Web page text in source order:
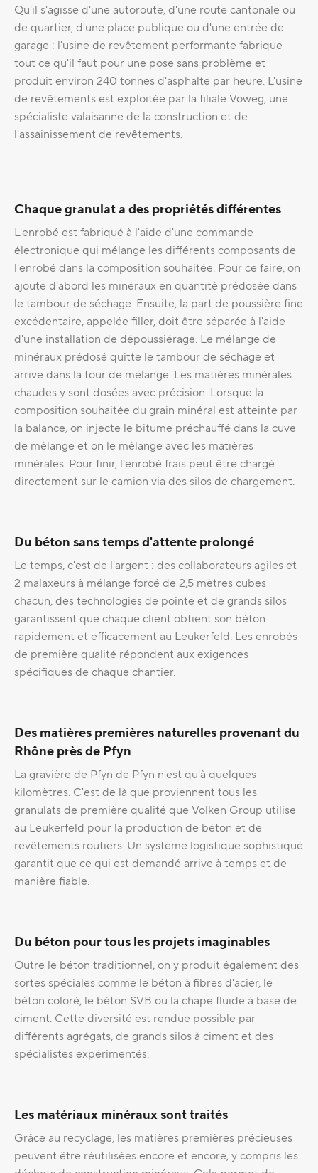
Qu'il s'agisse d'une autoroute, d'une route cantonale ou
de quartier, d'une place publique ou d'une entrée de
garage : l'usine de revêtement performante fabrique
tout ce qu'il faut pour une pose sans problème et
produit environ 240 tonnes d'asphalte par heure. L'usine
de revêtements est exploitée par la filiale Voweg, une
spécialiste valaisanne de la construction et de
l'assainissement de revêtements.
Chaque granulat a des propriétés différentes
L'enrobé est fabriqué à l'aide d'une commande
électronique qui mélange les différents composants de
l'enrobé dans la composition souhaitée. Pour ce faire, on
ajoute d'abord les minéraux en quantité prédosée dans
le tambour de séchage. Ensuite, la part de poussière fine
excédentaire, appelée filler, doit être séparée à l'aide
d'une installation de dépoussiérage. Le mélange de
minéraux prédosé quitte le tambour de séchage et
arrive dans la tour de mélange. Les matières minérales
chaudes y sont dosées avec précision. Lorsque la
composition souhaitée du grain minéral est atteinte par
la balance, on injecte le bitume préchauffé dans la cuve
de mélange et on le mélange avec les matières
minérales. Pour finir, l'enrobé frais peut être chargé
directement sur le camion via des silos de chargement.
Du béton sans temps d'attente prolongé
Le temps, c'est de l'argent : des collaborateurs agiles et
2 malaxeurs à mélange forcé de 2,5 mètres cubes
chacun, des technologies de pointe et de grands silos
garantissent que chaque client obtient son béton
rapidement et efficacement au Leukerfeld. Les enrobés
de première qualité répondent aux exigences
spécifiques de chaque chantier.
Des matières premières naturelles provenant du
Rhône près de Pfyn
La gravière de Pfyn de Pfyn n'est qu'à quelques
kilomètres. C'est de là que proviennent tous les
granulats de première qualité que Volken Group utilise
au Leukerfeld pour la production de béton et de
revêtements routiers. Un système logistique sophistiqué
garantit que ce qui est demandé arrive à temps et de
manière fiable.
Du béton pour tous les projets imaginables
Outre le béton traditionnel, on y produit également des
sortes spéciales comme le béton à fibres d'acier, le
béton coloré, le béton SVB ou la chape fluide à base de
ciment. Cette diversité est rendue possible par
différents agrégats, de grands silos à ciment et des
spécialistes expérimentés.
Les matériaux minéraux sont traités
Grâce au recyclage, les matières premières précieuses
peuvent être réutilisées encore et encore, y compris les